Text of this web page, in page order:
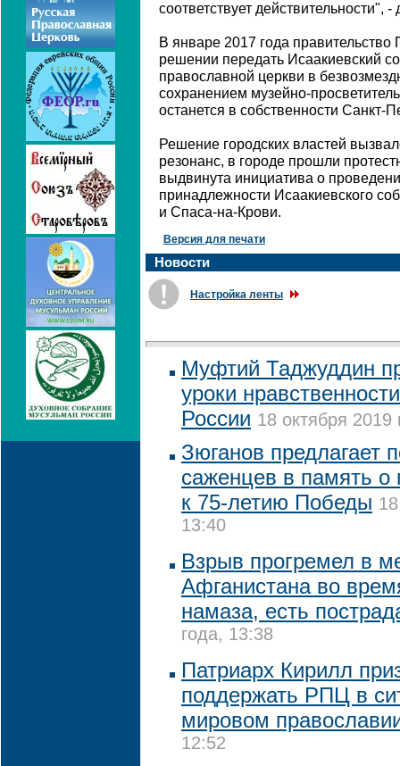
соответствует действительности",
В январе 2017 года правительство
решении передать Исаакиевский
православной церкви в
сохранением музейно-
останется в собственности Санкт-
Решение городских властей
резонанс, в городе прошли
выдвинута инициатива о
принадлежности Исаакиевского
и Спаса-на-Крови.
Версия для печати
Новости
Настройка ленты
Муфтий Таджуддин
уроки
России 18 октября 2019
Зюганов предлагает
саженцев в память о
к 75-летию Победы
13:40
Взрыв прогремел в
Афганистана во
намаза, есть
года, 13:38
Патриарх Кирилл
поддержать РПЦ в
мировом
12:52